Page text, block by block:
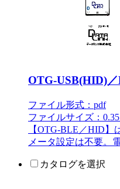
OTG-USB(HID)
ファイル形式：pdf
ファイルサイズ：
【OTG-BLE／HID
メータ設定は不要。
カタログを選択